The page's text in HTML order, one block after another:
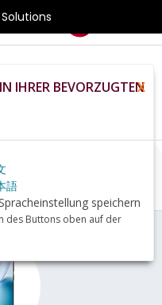
IHRER BEVORZUGTEN
X
語
speichern
des Buttons oben auf der